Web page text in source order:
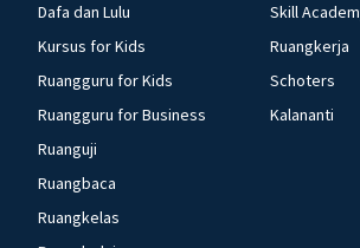
Dafa dan Lulu
Kursus for Kids
Ruangguru for Kids
Ruangguru for Business
Ruanguji
Ruangbaca
Ruangkelas
Skill
Ruangkerja
Schoters
Kalananti